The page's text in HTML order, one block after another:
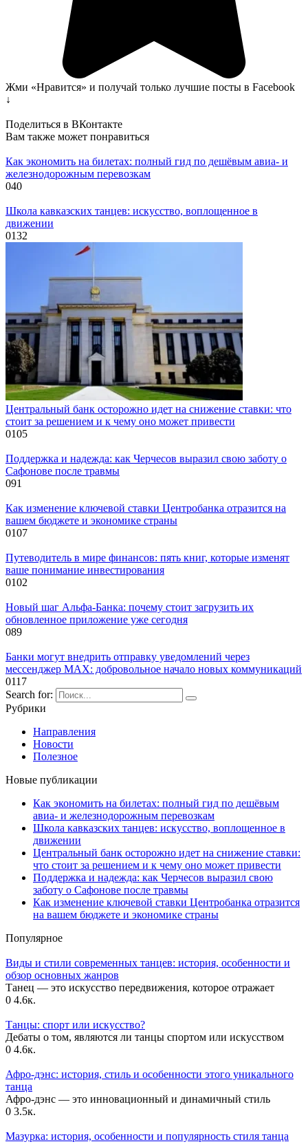
Жми «Нравится» и получай только лучшие посты в Facebook
↓
Поделиться в ВКонтакте
Вам также может понравиться
Как экономить на билетах: полный гид по дешёвым авиа- и
железнодорожным перевозкам
040
Школа кавказских танцев: искусство, воплощенное в
движении
0132
Центральный банк осторожно идет на снижение ставки: что
стоит за решением и к чему оно может привести
0105
Поддержка и надежда: как Черчесов выразил свою заботу о
Сафонове после травмы
091
Как изменение ключевой ставки Центробанка отразится на
вашем бюджете и экономике страны
0107
Путеводитель в мире финансов: пять книг, которые изменят
ваше понимание инвестирования
0102
Новый шаг Альфа-Банка: почему стоит загрузить их
обновленное приложение уже сегодня
089
Банки могут внедрить отправку уведомлений через
мессенджер MAX: добровольное начало новых коммуникаций
0117
Search for:
Рубрики
Направления
Новости
Полезное
Новые публикации
Как экономить на билетах: полный гид по дешёвым
авиа- и железнодорожным перевозкам
Школа кавказских танцев: искусство, воплощенное в
движении
Центральный банк осторожно идет на снижение ставки:
что стоит за решением и к чему оно может привести
Поддержка и надежда: как Черчесов выразил свою
заботу о Сафонове после травмы
Как изменение ключевой ставки Центробанка отразится
на вашем бюджете и экономике страны
Популярное
Виды и стили современных танцев: история, особенности и
обзор основных жанров
Танец — это искусство передвижения, которое отражает
0 4.6к.
Танцы: спорт или искусство?
Дебаты о том, являются ли танцы спортом или искусством
0 4.6к.
Афро-дэнс: история, стиль и особенности этого уникального
танца
Афро-дэнс — это инновационный и динамичный стиль
0 3.5к.
Мазурка: история, особенности и популярность стиля танца